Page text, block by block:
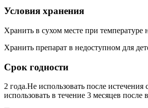
Условия хранения
Хранить в сухом месте при
Хранить препарат в недоступном для
Срок годности
2 года.Не использовать после истечения
использовать в течение 3 месяцев после